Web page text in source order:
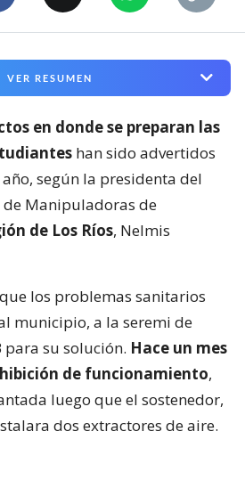
VER RESUMEN
en donde se preparan las
han sido advertidos
según la presidenta del
Manipuladoras de
de Los Ríos, Nelmis
los problemas sanitarios
municipio, a la seremi de
para su solución. Hace un mes
de funcionamiento,
luego que el sostenedor,
dos extractores de aire.